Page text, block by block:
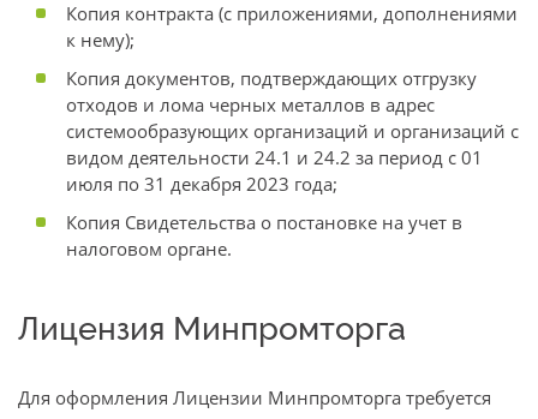
Копия контракта (с приложениями, дополнениями
к нему);
Копия документов, подтверждающих отгрузку
отходов и лома черных металлов в адрес
системообразующих организаций и организаций с
видом деятельности 24.1 и 24.2 за период с 01
июля по 31 декабря 2023 года;
Копия Свидетельства о постановке на учет в
налоговом органе.
Лицензия Минпромторга
Для оформления Лицензии Минпромторга требуется